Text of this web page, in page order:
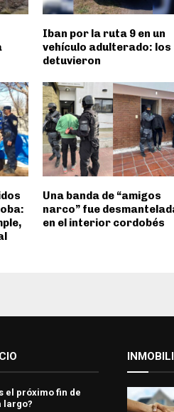
Iban por la ruta 9 en un
vehículo adulterado: los
detuvieron
Una banda de “amigos
narco” fue
en el interior cordobés
el próximo fin de
largo?